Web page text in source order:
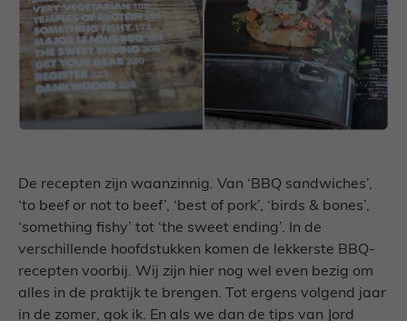
De recepten zijn waanzinnig. Van ‘BBQ sandwiches’,
‘to beef or not to beef’, ‘best of pork’, ‘birds & bones’,
‘something fishy’ tot ‘the sweet ending’. In de
verschillende hoofdstukken komen de lekkerste BBQ-
recepten voorbij. Wij zijn hier nog wel even bezig om
alles in de praktijk te brengen. Tot ergens volgend jaar
in de zomer, gok ik. En als we dan de tips van Jord